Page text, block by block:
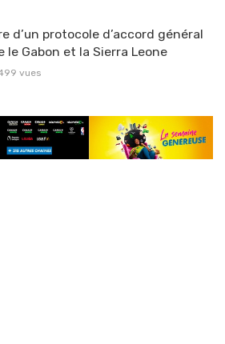
d’un protocole d’accord général
Gabon et la Sierra Leone
vues